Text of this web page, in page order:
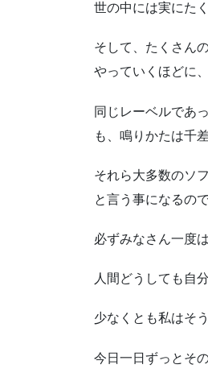
世の中には実にた
そして、たくさん
やっていくほどに
同じレーベルであ
も、鳴りかたは千
それら大多数のソ
と言う事になるの
必ずみなさん一度
人間どうしても自
少なくとも私はそ
今日一日ずっとそ